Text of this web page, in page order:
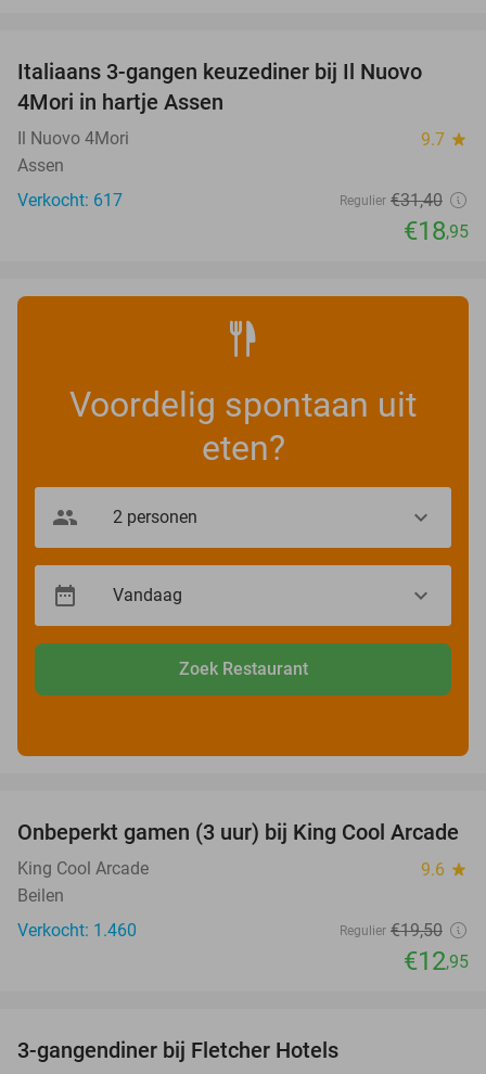
40%
Italiaans 3-gangen keuzediner bij Il Nuovo
4Mori in hartje Assen
Il Nuovo 4Mori 9.7 star
Assen
Verkocht: 617
Regulier €31,40
€18,95
Voordelig spontaan uit
eten?
Zoek Restaurant
34%
Onbeperkt gamen (3 uur) bij King Cool Arcade
King Cool Arcade 9.6 star
Beilen
Verkocht: 1.460
Regulier €19,50
€12,95
3-gangendiner bij Fletcher Hotels